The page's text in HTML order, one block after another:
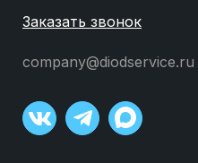
Заказать звонок
company@diodservice.ru